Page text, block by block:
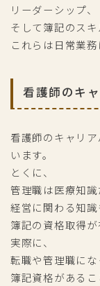
リーダーシップ、
そして簿記のスキ
これらは日常業
看護師のキ
看護師のキャリ
います。
とくに、
管理職は医療知識
経営に関わる知識
簿記の資格取得が
実際に、
転職や管理職にな
簿記資格があるこ